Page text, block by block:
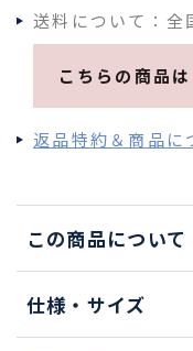
送料について：全
こちらの商品は
返品特約＆商品に
この商品について
仕様・サイズ